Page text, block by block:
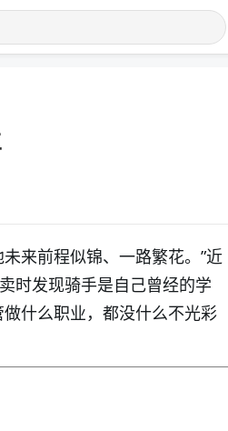
来前程似锦、一路繁花。”近
时发现骑手是自己曾经的学
什么职业，都没什么不光彩